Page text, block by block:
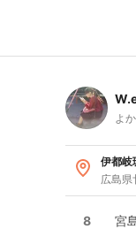
よ
伊都岐
広島県
8 宮